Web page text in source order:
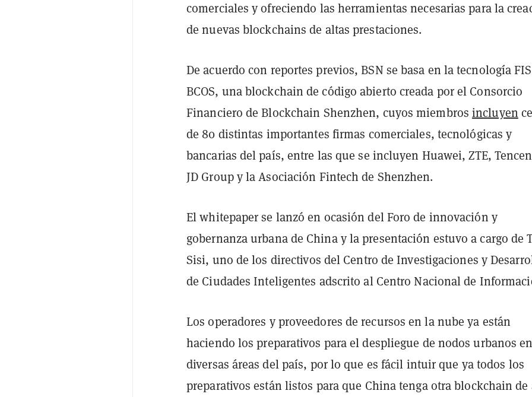
comerciales y ofreciendo las herramientas necesarias para la
de nuevas blockchains de altas prestaciones.
De acuerdo con reportes previos, BSN se basa en la tecnología
BCOS, una blockchain de código abierto creada por el Consorcio
Financiero de Blockchain Shenzhen, cuyos miembrosincluyen
de 80 distintas importantes firmas comerciales, tecnológicas y
bancarias del país, entre las que se incluyen Huawei, ZTE,
JD Group y la Asociación Fintech de Shenzhen.
El whitepaper se lanzó en ocasión del Foro de innovación y
gobernanza urbana de China y la presentación estuvo a cargo de
Sisi, uno de los directivos del Centro de Investigaciones y
de Ciudades Inteligentes adscrito al Centro Nacional de
Los operadores y proveedores de recursos en la nube ya están
haciendo los preparativos para el despliegue de nodos urbanos en
diversas áreas del país, por lo que es fácil intuir que ya todos los
preparativos están listos para que China tenga otra blockchain de